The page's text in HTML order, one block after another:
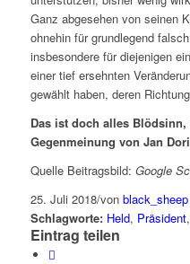
Ganz abgesehen von seinen
ohnehin für grundlegend
insbesondere für diejenigen
einer tief ersehnten
gewählt haben, deren
Das ist doch alles
Gegenmeinung von Jan
Quelle Beitragsbild: Google
25. Juli 2018/von black_sheep
Schlagworte: Held, Präsident,
Eintrag teilen